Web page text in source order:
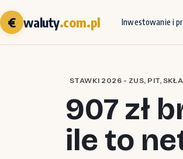
€ waluty.com.pl Inwestowanie i
STAWKI 2026 - ZUS, PIT,
907 zł
ile to